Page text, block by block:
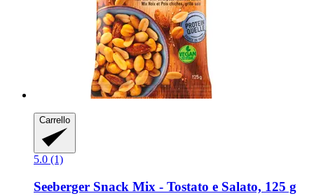
Carrello
5.0 (1)
Seeberger Snack Mix -​ Tostato e Salato, 125 g